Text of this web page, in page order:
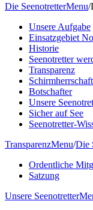
Die SeenotretterMenu/
Unsere Aufgabe
Einsatzgebiet
Historie
Seenotretter
Transparenz
Schirmherrschaft
Botschafter
Unsere
Sicher auf See
Seenotretter-
TransparenzMenu/Die
Ordentliche
Satzung
Unsere Seenotretter